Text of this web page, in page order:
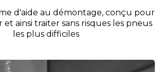
d'aide au démontage, conçu pour
et ainsi traiter sans risques les pneus
les plus difficiles